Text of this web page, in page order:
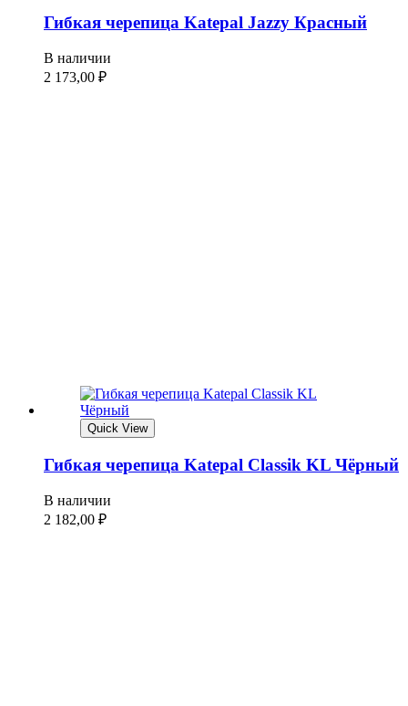
Гибкая черепица Katepal Jazzy Красный
В наличии
2 173,00 ₽
Quick View
Гибкая черепица Katepal Classik KL Чёрный
В наличии
2 182,00 ₽